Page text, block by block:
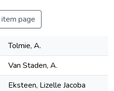
page
Tolmie, A.
Van Staden, A.
Eksteen, Lizelle Jacoba